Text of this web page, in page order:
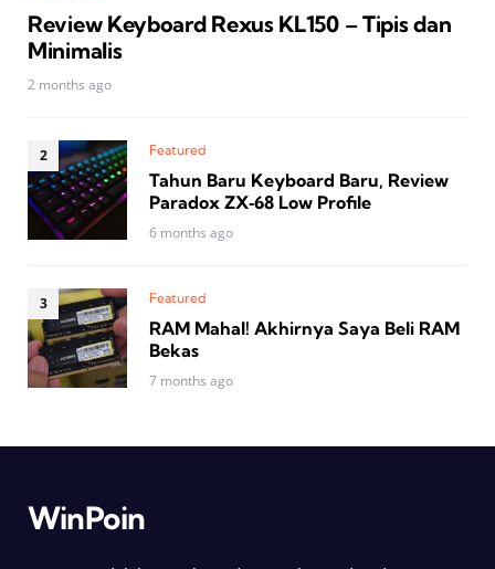
Review Keyboard Rexus KL150 – Tipis dan
Minimalis
2 months ago
Featured
Tahun Baru Keyboard Baru, Review
Paradox ZX‑68 Low Profile
6 months ago
Featured
RAM Mahal! Akhirnya Saya Beli RAM
Bekas
7 months ago
WinPoin